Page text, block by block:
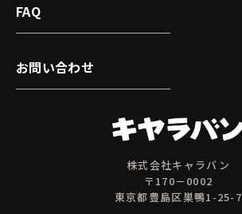
株式会社キャラバン
〒170－0002
東京都豊島区巣鴨1-25-7
FAQ
お問い合わせ